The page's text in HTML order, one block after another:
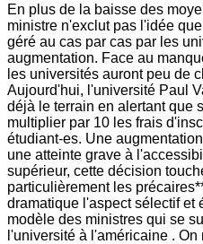
En plus de la baisse des
ministre n'exclut pas l'idée
géré au cas par cas par les
augmentation. Face au
les universités auront peu de
Aujourd'hui, l'université Paul
déjà le terrain en alertant que
multiplier par 10 les frais
étudiant-es. Une
une atteinte grave à
supérieur, cette décision
particulièrement les
dramatique l'aspect sélectif et
modèle des ministres qui se
l'université à l'américaine .